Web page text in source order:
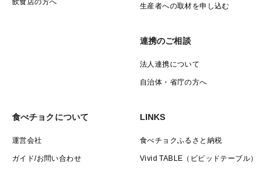
生産者への取材を申し込む
連携のご相談
法人連携について
自治体・省庁の方へ
食べチョクについて
運営会社
ガイド/お問い合わせ
LINKS
食べチョクふるさと納税
Vivid TABLE（ビビッドテーブル）